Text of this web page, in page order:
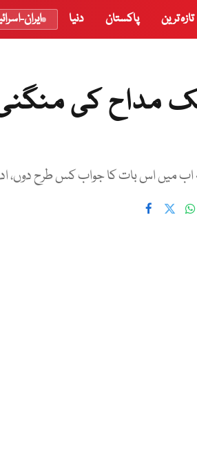
تازہ ترین پاکستان دنیا ایران-
مداح کی
میں اس بات کا جواب کس طرح دوں،